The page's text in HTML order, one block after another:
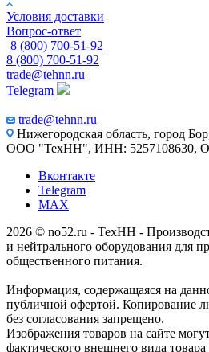
Условия доставки
Вопрос-ответ
8 (800) 700-51-92
8 (800) 700-51-92
trade@tehnn.ru
Telegram
trade@tehnn.ru
Нижегородская область, город
ООО "ТехНН", ИНН: 5257108630,
Вконтакте
Telegram
MAX
2026 © no52.ru - ТехНН -
и нейтрального оборудования для
общественного питания.
Информация, содержащаяся на
публичной офертой. Копирование
без согласования запрещено.
Изображения товаров на сайте
фактического внешнего вида